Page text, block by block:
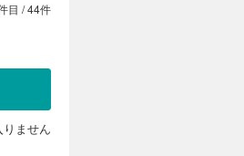
入れる
目 /44件
ません